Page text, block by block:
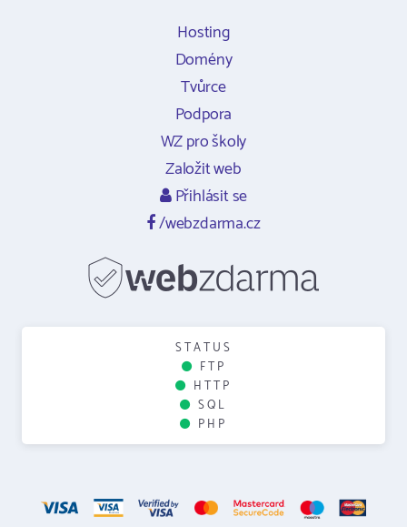
Hosting
Domény
Tvůrce
Podpora
WZ pro školy
Založit web
Přihlásit se
/webzdarma.cz
STATUS
FTP
HTTP
SQL
PHP